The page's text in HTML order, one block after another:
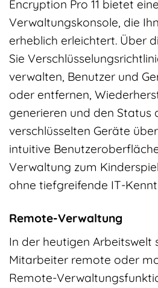
Encryption Pro 11 bietet
Verwaltungskonsole, die
erheblich erleichtert. Über
Sie
verwalten, Benutzer und
oder entfernen,
generieren und den Status
verschlüsselten Geräte
intuitive
Verwaltung zum
ohne tiefgreifende IT-
Remote-Verwaltung
In der heutigen Arbeitswelt
Mitarbeiter remote oder
Remote-